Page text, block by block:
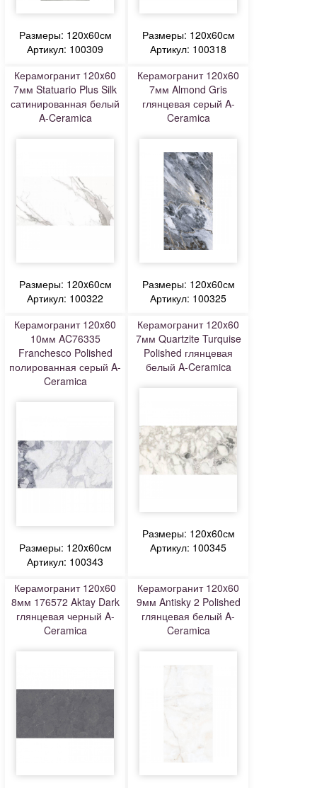
Размеры: 120x60см
Артикул: 100309
Размеры: 120x60см
Артикул: 100318
Керамогранит 120x60
7мм Statuario Plus Silk
сатинированная белый
A-Ceramica
Размеры: 120x60см
Артикул: 100322
Керамогранит 120x60
7мм Almond Gris
глянцевая серый A-
Ceramica
Размеры: 120x60см
Артикул: 100325
Керамогранит 120x60
10мм AC76335
Franchesco Polished
полированная серый A-
Ceramica
Размеры: 120x60см
Артикул: 100343
Керамогранит 120x60
7мм Quartzite Turquise
Polished глянцевая
белый A-Ceramica
Размеры: 120x60см
Артикул: 100345
Керамогранит 120x60
8мм 176572 Aktay Dark
глянцевая черный A-
Ceramica
Керамогранит 120x60
9мм Antisky 2 Polished
глянцевая белый A-
Ceramica